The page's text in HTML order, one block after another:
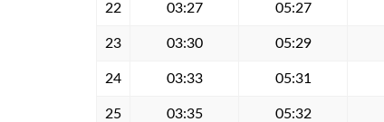
22 03:27 05:27
23 03:30 05:29
24 03:33 05:31
25 03:35 05:32